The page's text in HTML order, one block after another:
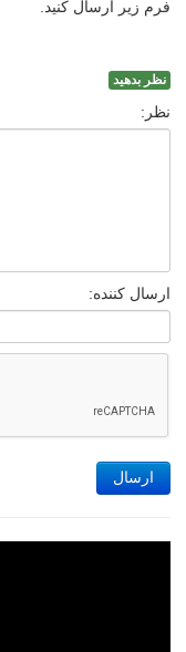
فرم زیر ارسال کنید.
نظر بدهید
نظر:
ارسال کننده:
ارسال